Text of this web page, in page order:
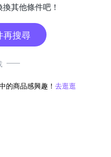
其他條件吧！
再搜尋
的商品感興趣！ 去逛逛